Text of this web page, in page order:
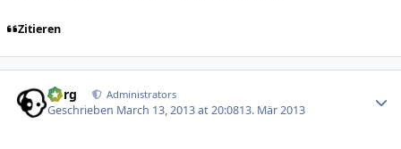
Zitieren
borg Administrators
Geschrieben March 13, 2013 at 20:0813. Mär 2013